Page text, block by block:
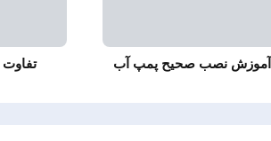
آموزش نصب صحیح پمپ آب تفاوت